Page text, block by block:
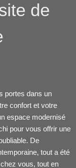
de
portes dans un
confort et votre
espace modernisé
pour vous offrir une
De
tout a été
vous, tout en